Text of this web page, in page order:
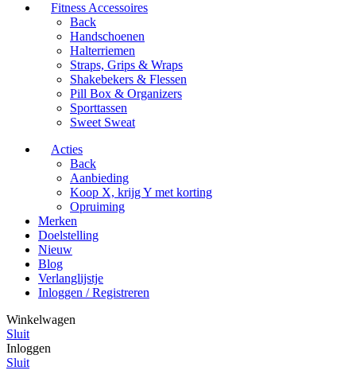
Fitness Accessoires
Back
Handschoenen
Halterriemen
Straps, Grips & Wraps
Shakebekers & Flessen
Pill Box & Organizers
Sporttassen
Sweet Sweat
Acties
Back
Aanbieding
Koop X, krijg Y met korting
Opruiming
Merken
Doelstelling
Nieuw
Blog
Verlanglijstje
Inloggen / Registreren
Winkelwagen
Sluit
Inloggen
Sluit